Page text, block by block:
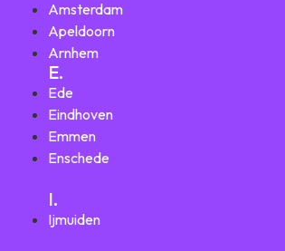
Amsterdam
Apeldoorn
Arnhem
E.
Ede
Eindhoven
Emmen
Enschede
I.
Ijmuiden